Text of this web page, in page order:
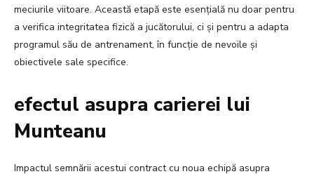
meciurile viitoare. Această etapă este esențială nu doar pentru
a verifica integritatea fizică a jucătorului, ci și pentru a adapta
programul său de antrenament, în funcție de nevoile și
obiectivele sale specifice.
efectul asupra carierei lui
Munteanu
Impactul semnării acestui contract cu noua echipă asupra